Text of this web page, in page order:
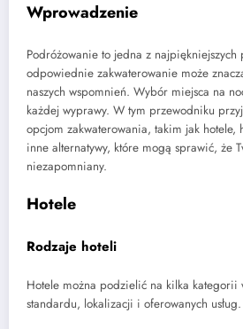
Wprowadzenie
Podróżowanie to jedna z
odpowiednie zakwaterowanie może
naszych wspomnień. Wybór miejsca na
każdej wyprawy. W tym przewodniku
opcjom zakwaterowania, takim jak hotele,
inne alternatywy, które mogą sprawić, że
niezapomniany.
Hotele
Rodzaje hoteli
Hotele można podzielić na kilka kategorii
standardu, lokalizacji i oferowanych usług.